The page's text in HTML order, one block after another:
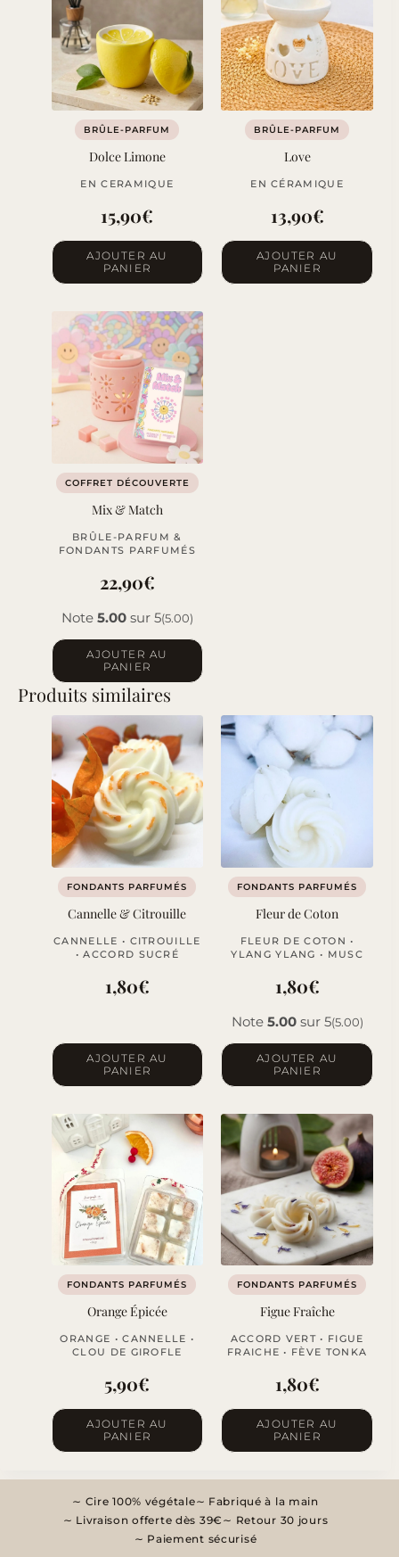
BRÛLE-PARFUM
Dolce Limone
EN CERAMIQUE
15,90€
AJOUTER AU
PANIER
BRÛLE-PARFUM
Love
EN CÉRAMIQUE
13,90€
AJOUTER AU
PANIER
COFFRET DÉCOUVERTE
Mix & Match
BRÛLE-PARFUM &
FONDANTS PARFUMÉS
22,90€
Note 5.00sur 5(5.00)
AJOUTER AU
PANIER
Produits similaires
FONDANTS PARFUMÉS
Cannelle & Citrouille
CANNELLE • CITROUILLE
• ACCORD SUCRÉ
1,80€
AJOUTER AU
PANIER
FONDANTS PARFUMÉS
Fleur de Coton
FLEUR DE COTON •
YLANG YLANG • MUSC
1,80€
Note 5.00sur 5(5.00)
AJOUTER AU
PANIER
FONDANTS PARFUMÉS
Orange Épicée
ORANGE • CANNELLE •
CLOU DE GIROFLE
5,90€
AJOUTER AU
PANIER
FONDANTS PARFUMÉS
Figue Fraîche
ACCORD VERT • FIGUE
FRAICHE • FÈVE TONKA
1,80€
AJOUTER AU
PANIER
Cire 100% végétale
Fabriqué à la main
Livraison offerte dès 39€
Retour 30 jours
Paiement sécurisé